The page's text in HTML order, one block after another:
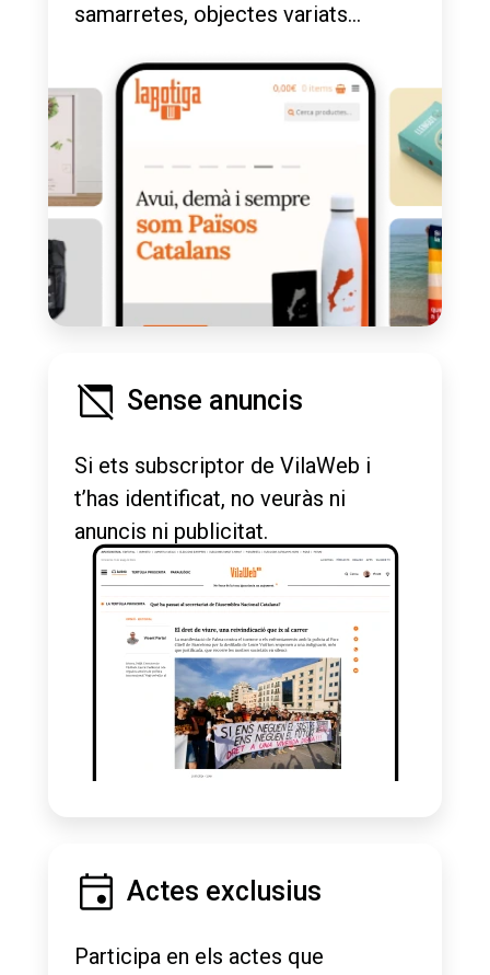
samarretes, objectes variats...
Sense anuncis
Si ets subscriptor de VilaWeb i
t’has identificat, no veuràs ni
anuncis ni publicitat.
Actes exclusius
Participa en els actes que